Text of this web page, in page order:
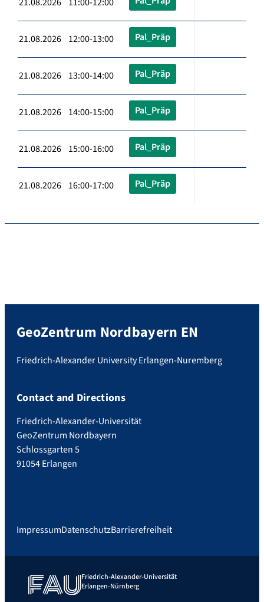
21.08.2026 12:00-13:00 Pal_Präp
21.08.2026 13:00-14:00 Pal_Präp
21.08.2026 14:00-15:00 Pal_Präp
21.08.2026 15:00-16:00 Pal_Präp
21.08.2026 16:00-17:00 Pal_Präp
GeoZentrum Nordbayern EN
Friedrich-Alexander University Erlangen-Nuremberg
Contact and Directions
Friedrich-Alexander-Universität
GeoZentrum Nordbayern
Schlossgarten 5
91054 Erlangen
ImpressumDatenschutzBarrierefreiheit
Friedrich-Alexander-Universität
Erlangen-Nürnberg